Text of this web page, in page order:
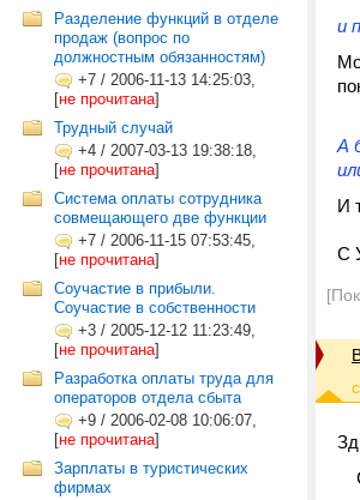
Разделение функций в отделе
продаж (вопрос по
должностным обязанностям)
+7 / 2006-11-13 14:25:03,
[не прочитана]
Трудный случай
+4 / 2007-03-13 19:38:18,
[не прочитана]
Система оплаты сотрудника
совмещающего две функции
+7 / 2006-11-15 07:53:45,
[не прочитана]
Соучастие в прибыли.
Соучастие в собственности
+3 / 2005-12-12 11:23:49,
[не прочитана]
Разработка оплаты труда для
операторов отдела сбыта
+9 / 2006-02-08 10:06:07,
[не прочитана]
Зарплаты в туристических
фирмах
и
А
И
С